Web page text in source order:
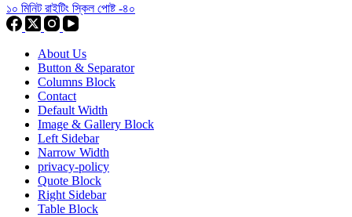
১০ মিনিট রাইটিং স্কিল পোষ্ট -৪০
About Us
Button & Separator
Columns Block
Contact
Default Width
Image & Gallery Block
Left Sidebar
Narrow Width
privacy-policy
Quote Block
Right Sidebar
Table Block